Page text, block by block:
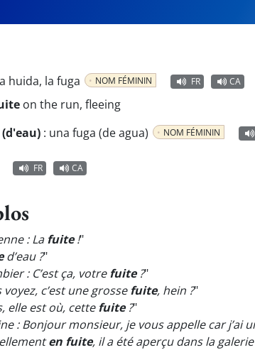
huida, la fuga NOM FÉMININ FR CA
on the run, fleeing
: una fuga (de agua) NOM FÉMININ
FR CA
: Lafuite!"
d’eau ?"
: C’est ça, votrefuite?"
voyez, c’est une grossefuite, hein ?"
elle est où, cettefuite?"
: Bonjour monsieur, je vous appelle car j’ai
en fuite, il a été aperçu dans la